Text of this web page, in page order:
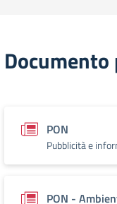
PON
Pubblicità e
PON -